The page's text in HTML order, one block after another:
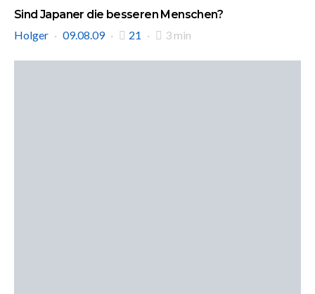
Sind Japaner die besseren Menschen?
Holger
09.08.09 21 3 min